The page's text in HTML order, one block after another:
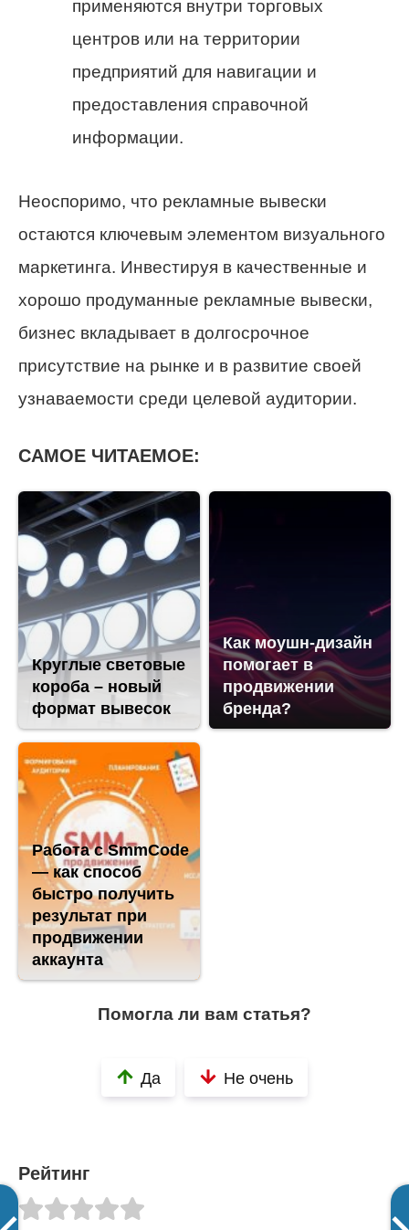
применяются внутри торговых
центров или на территории
предприятий для навигации и
предоставления справочной
информации.
Неоспоримо, что рекламные вывески
остаются ключевым элементом визуального
маркетинга. Инвестируя в качественные и
хорошо продуманные рекламные вывески,
бизнес вкладывает в долгосрочное
присутствие на рынке и в развитие своей
узнаваемости среди целевой аудитории.
САМОЕ ЧИТАЕМОЕ:
Круглые световые
короба – новый
формат вывесок
Как моушн-дизайн
помогает в
продвижении
бренда?
Работа с SmmCode
— как способ
быстро получить
результат при
продвижении
аккаунта
Помогла ли вам статья?
Да Не очень
Рейтинг